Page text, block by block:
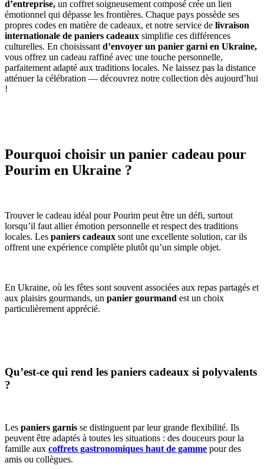
d’entreprise, un coffret soigneusement composé crée un lien
émotionnel qui dépasse les frontières. Chaque pays possède ses
propres codes en matière de cadeaux, et notre service de livraison
internationale de paniers cadeaux simplifie ces différences
culturelles. En choisissant d’envoyer un panier garni en Ukraine,
vous offrez un cadeau raffiné avec une touche personnelle,
parfaitement adapté aux traditions locales. Ne laissez pas la distance
atténuer la célébration — découvrez notre collection dès aujourd’hui
!
Pourquoi choisir un panier cadeau pour
Pourim en Ukraine ?
Trouver le cadeau idéal pour Pourim peut être un défi, surtout
lorsqu’il faut allier émotion personnelle et respect des traditions
locales. Les paniers cadeaux sont une excellente solution, car ils
offrent une expérience complète plutôt qu’un simple objet.
En Ukraine, où les fêtes sont souvent associées aux repas partagés et
aux plaisirs gourmands, un panier gourmand est un choix
particulièrement apprécié.
Qu’est-ce qui rend les paniers cadeaux si polyvalents
?
Les paniers garnis se distinguent par leur grande flexibilité. Ils
peuvent être adaptés à toutes les situations : des douceurs pour la
famille aux coffrets gastronomiques haut de gamme pour des
amis ou collègues.